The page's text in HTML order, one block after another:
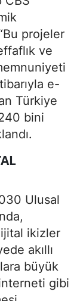
projeler
ve
e-
Türkiye
bini
Ulusal
ikizler
akıllı
büyük
gibi